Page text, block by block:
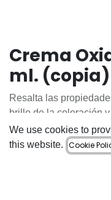
Crema
ml. (copia)
Resalta las
brillo de la coloración
homogénea.
8.20€
We use cookies to
this website. Cookie